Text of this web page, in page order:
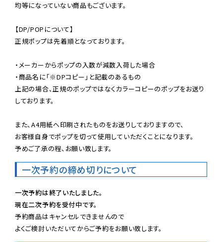
均等になっていない商品もございます。
【DP/POPについて】
正規ポップは先着順となっております。
・メーカーからポップの入数が減数入荷した場合
・商品名に「※DPコピー」と記載のあるもの
上記の場合、正規のポップではなくカラーコピーのポップをお送り
しております。
また、A4用紙へ印刷されたものをお送りしておりますので、
お客様自身でポップを切って使用していただくことになります。
予めご了承の程、お願い致します。
一次予約の締め切りについて
一次予約は終了いたしました。
現在二次予約を受付中です。
予約商品はキャンセルできませんので
よくご検討いただいてからご予約をお願い致します。